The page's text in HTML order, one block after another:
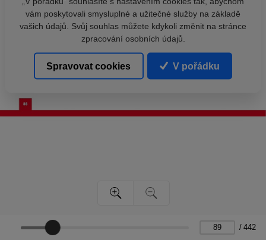
/ 442
vám poskytovali smysluplné a užitečné služby na základě
vašich údajů. Svůj souhlas můžete kdykoli změnit na stránce
zpracování osobních údajů.
Spravovat cookies V pořádku